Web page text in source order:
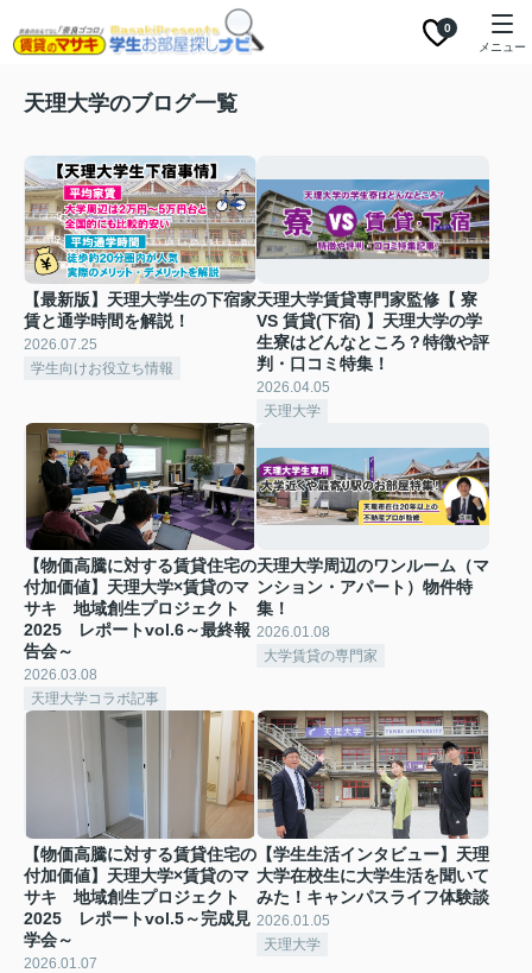
0
メニュー
天理大学のブログ一覧
【最新版】天理大学生の下宿家
賃と通学時間を解説！
2026.07.25
学生向けお役立ち情報
天理大学賃貸専門家監修【 寮
VS 賃貸(下宿) 】天理大学の学
生寮はどんなところ？特徴や評
判・口コミ特集！
2026.04.05
天理大学
【物価高騰に対する賃貸住宅の
付加価値】天理大学×賃貸のマ
サキ 地域創生プロジェクト
2025 レポートvol.6～最終報
告会～
2026.03.08
天理大学コラボ記事
天理大学周辺のワンルーム（マ
ンション・アパート）物件特
集！
2026.01.08
大学賃貸の専門家
【物価高騰に対する賃貸住宅の
付加価値】天理大学×賃貸のマ
サキ 地域創生プロジェクト
2025 レポートvol.5～完成見
学会～
2026.01.07
【学生生活インタビュー】天理
大学在校生に大学生活を聞いて
みた！キャンパスライフ体験談
2026.01.05
天理大学